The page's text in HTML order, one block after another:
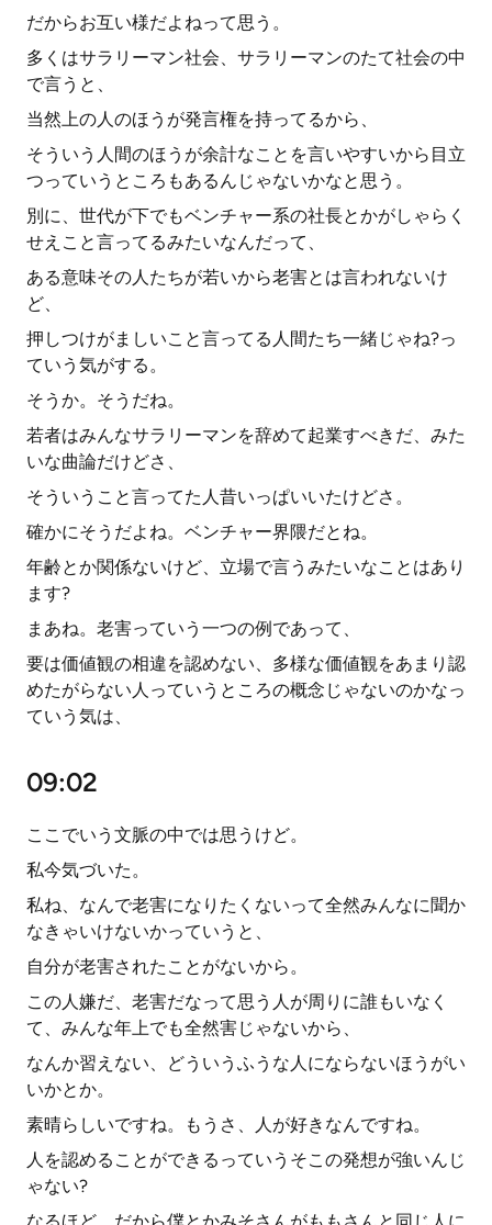
だからお互い様だよねって思う。
多くはサラリーマン社会、サラリーマンのたて社会の中
で言うと、
当然上の人のほうが発言権を持ってるから、
そういう人間のほうが余計なことを言いやすいから目立
つっていうところもあるんじゃないかなと思う。
別に、世代が下でもベンチャー系の社長とかがしゃらく
せえこと言ってるみたいなんだって、
ある意味その人たちが若いから老害とは言われないけ
ど、
押しつけがましいこと言ってる人間たち一緒じゃね?っ
ていう気がする。
そうか。そうだね。
若者はみんなサラリーマンを辞めて起業すべきだ、みた
いな曲論だけどさ、
そういうこと言ってた人昔いっぱいいたけどさ。
確かにそうだよね。ベンチャー界隈だとね。
年齢とか関係ないけど、立場で言うみたいなことはあり
ます?
まあね。老害っていう一つの例であって、
要は価値観の相違を認めない、多様な価値観をあまり認
めたがらない人っていうところの概念じゃないのかなっ
ていう気は、
09:02
ここでいう文脈の中では思うけど。
私今気づいた。
私ね、なんで老害になりたくないって全然みんなに聞か
なきゃいけないかっていうと、
自分が老害されたことがないから。
この人嫌だ、老害だなって思う人が周りに誰もいなく
て、みんな年上でも全然害じゃないから、
なんか習えない、どういうふうな人にならないほうがい
いかとか。
素晴らしいですね。もうさ、人が好きなんですね。
人を認めることができるっていうそこの発想が強いんじ
ゃない?